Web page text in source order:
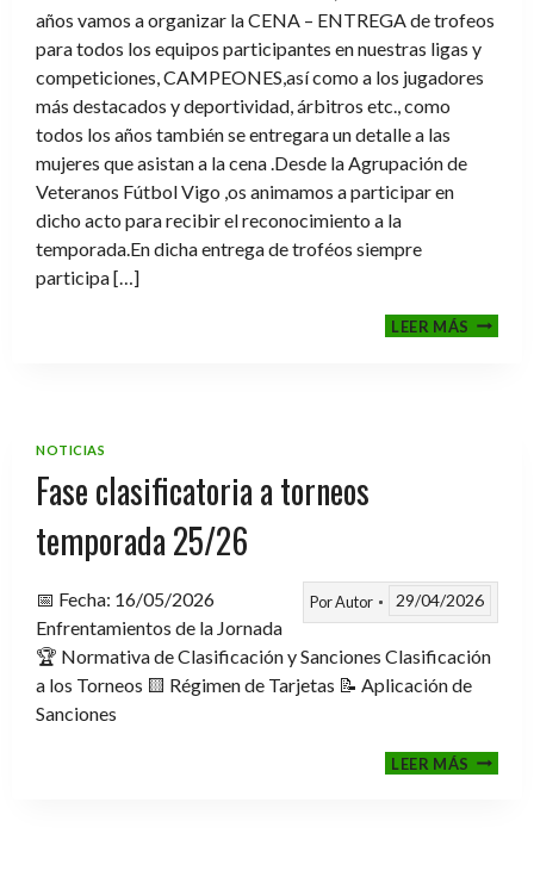
años vamos a organizar la CENA – ENTREGA de trofeos
para todos los equipos participantes en nuestras ligas y
competiciones, CAMPEONES,así como a los jugadores
más destacados y deportividad, árbitros etc., como
todos los años también se entregara un detalle a las
mujeres que asistan a la cena .Desde la Agrupación de
Veteranos Fútbol Vigo ,os animamos a participar en
dicho acto para recibir el reconocimiento a la
temporada.En dicha entrega de troféos siempre
participa […]
LEER MÁSCENA-
NOTICIAS
Fase clasificatoria a torneos
temporada 25/26
PorAutor 29/04/2026
📅 Fecha: 16/05/2026
Enfrentamientos de la Jornada
🏆 Normativa de Clasificación y Sanciones Clasificación
a los Torneos 🟨 Régimen de Tarjetas 📝 Aplicación de
Sanciones
LEER MÁSFASE